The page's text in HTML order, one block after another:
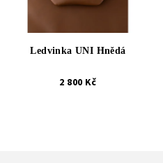
Ledvinka UNI Hnědá
2 800 Kč